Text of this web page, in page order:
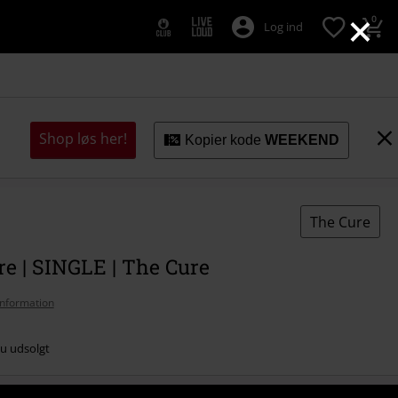
×
Log ind 0
Shop løs her! Kopier kode WEEKEND
The Cure
| SINGLE | The Cure
udsolgt